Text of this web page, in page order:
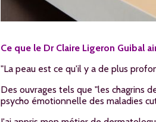
Ce que le Dr Claire Ligeron Guibal
"La peau est ce qu'il y a de plus
Des ouvrages tels que "les chagrins
psycho émotionnelle des maladies